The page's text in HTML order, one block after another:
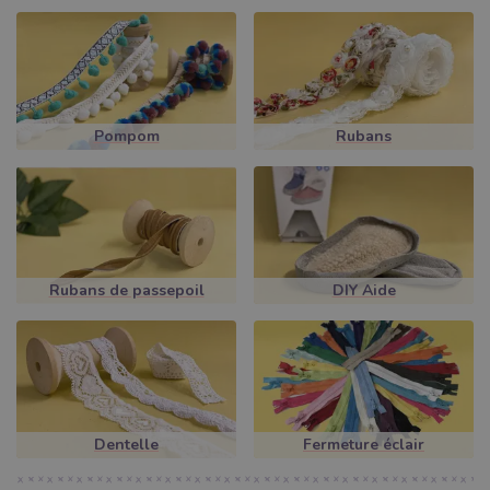
tranquillité. Par exemple, en haut de la page, vous pouvez cliquer
sur la colonne Etoiles et vous verrez alors des rubans et autres
produits demercerie
, sur lesquels des motifs d'étoiles sont
appliqués. Dans ce cas, vous verrez 50 motifs supplémentaires
dans différentes couleurs et largeurs en même temps. Aussi, par
exemple, sous « Lettres et inscriptions », vous verrez des rubans
comme le Centimeter Large Cotton Ruban, notre plus populaire
ruban, ou le Merci Cotton Ruban, sur lequel les phrases
françaises bien connues sont appliquées. Vous trouverez
également le ruban Farbenmix Music Band populaire et souvent
Dans notre offre, vous trouverez également des Boucles
bananes de différentes couleurs et tailles. Ou devrait-il s'agir de
quelque chose de décoratif avec des points ? Voici donc notre
Lacet aspect daim Stones, un hit absolu, que vous trouverez
dans plus de 12 coloris et le rapport qualité/prix est vraiment
surprenant !
DANS NOTRE BOUTIQUE EN
Pompom Rubans
Rubans de passepoil DIY Aide
Dentelle Fermeture éclair